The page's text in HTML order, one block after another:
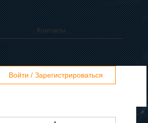
Контакты
Войти / Зарегистрироваться